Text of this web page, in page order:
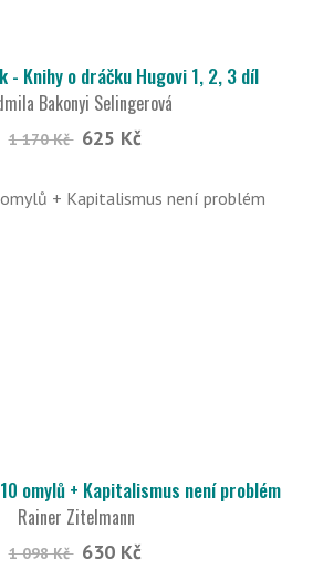
- Knihy o dráčku Hugovi 1, 2, 3 díl
Bakonyi Selingerová
1 170 Kč 625 Kč
omylů + Kapitalismus není problém
Rainer Zitelmann
1 098 Kč 630 Kč